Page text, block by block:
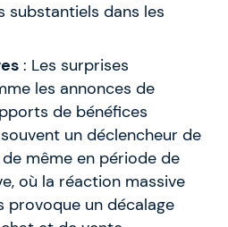
substantiels dans les
: Les surprises
les annonces de
de bénéfices
un déclencheur de
même en période de
où la réaction massive
provoque un décalage